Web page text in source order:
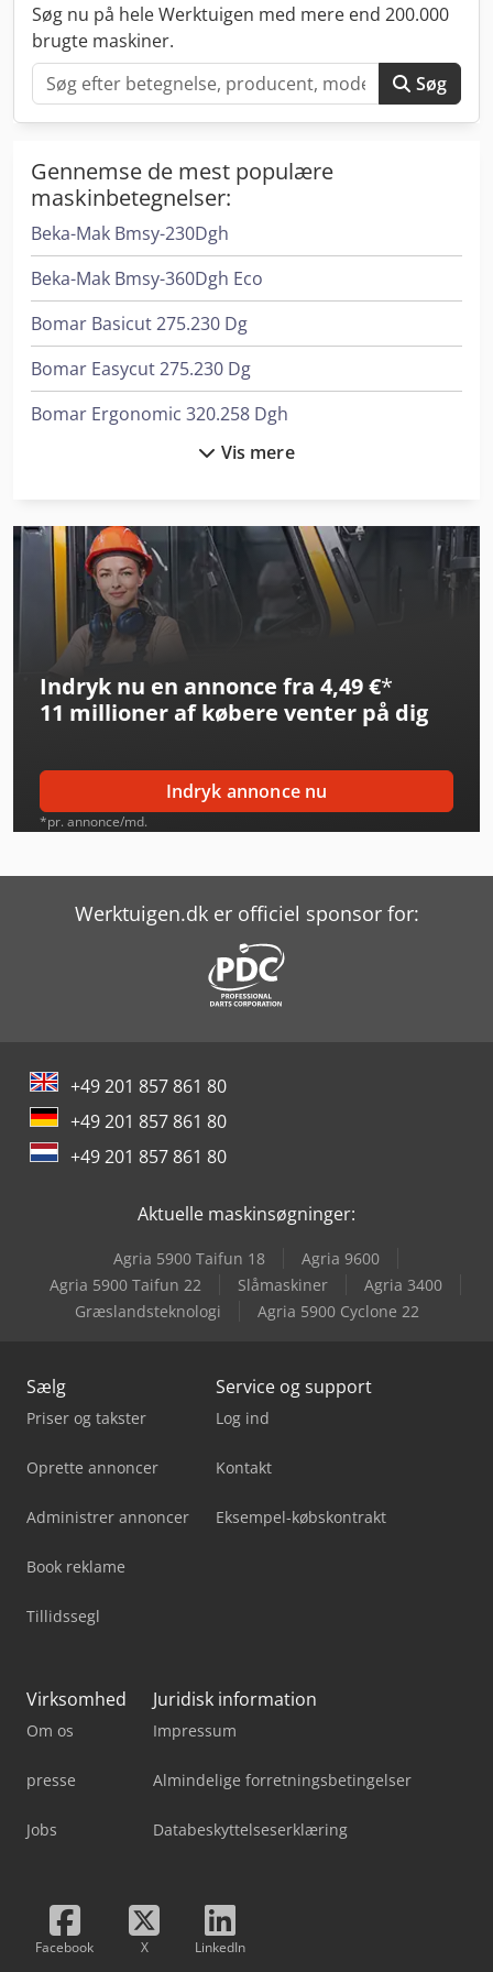
Søg nu på hele Werktuigen med mere end 200.000
brugte maskiner.
Søg
Gennemse de mest populære
maskinbetegnelser:
Beka-Mak Bmsy-230Dgh
Beka-Mak Bmsy-360Dgh Eco
Bomar Basicut 275.230 Dg
Bomar Easycut 275.230 Dg
Bomar Ergonomic 320.258 Dgh
Bomar Ergonomic 340.278 Dg
Bomar Individual 520.360 Dgh
Bomar Proficut 275.230 Dg
Bomar Workline 410.280 Dg
Elumatec Ep 124
Elumatec Mgs 72/30
Elumatec Sbz 140
Elumatec Sbz 122/75
Elumatec Sbz 131
Emco Emcomill E350
Huvema Hu 230 Dg
Knuth Kb 1400
Metallkraft Fsbm 1020-25 E
Metallkraft Sbm 140-12
Vis mere
Indryk nu en annonce fra 4,49 €*
11 millioner af købere venter på dig
Indryk annonce nu
*pr. annonce/md.
Werktuigen.dk er officiel sponsor for:
+49 201 857 861 80
+49 201 857 861 80
+49 201 857 861 80
Aktuelle maskinsøgninger:
Agria 5900 Taifun 18
Agria 9600
Agria 5900 Taifun 22
Slåmaskiner
Agria 3400
Græslandsteknologi
Agria 5900 Cyclone 22
Sælg
Priser og takster
Oprette annoncer
Administrer annoncer
Book reklame
Tillidssegl
Service og support
Log ind
Kontakt
Eksempel-købskontrakt
Virksomhed
Om os
presse
Jobs
Juridisk information
Impressum
Almindelige forretningsbetingelser
Databeskyttelseserklæring
Facebook X LinkedIn